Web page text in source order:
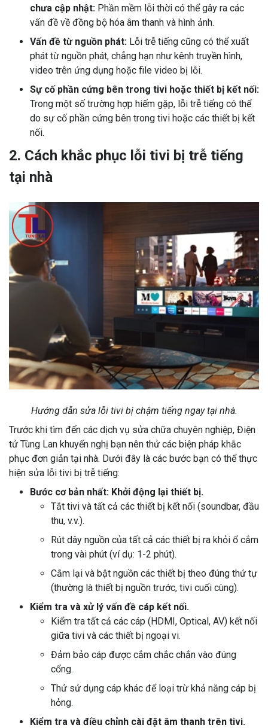
chưa cập nhật: Phần mềm lỗi thời có thể gây ra các
vấn đề về đồng bộ hóa âm thanh và hình ảnh.
Vấn đề từ nguồn phát: Lỗi trễ tiếng cũng có thể xuất
phát từ nguồn phát, chẳng hạn như kênh truyền hình,
video trên ứng dụng hoặc file video bị lỗi.
Sự cố phần cứng bên trong tivi hoặc thiết bị kết nối:
Trong một số trường hợp hiếm gặp, lỗi trễ tiếng có thể
do sự cố phần cứng bên trong tivi hoặc các thiết bị kết
nối.
2. Cách khắc phục lỗi tivi bị trễ tiếng
tại nhà
Hướng dẫn sửa lỗi tivi bị chậm tiếng ngay tại nhà.
Trước khi tìm đến các dịch vụ sửa chữa chuyên nghiệp, Điện
tử Tùng Lan khuyến nghị bạn nên thử các biện pháp khắc
phục đơn giản tại nhà. Dưới đây là các bước bạn có thể thực
hiện sửa lỗi tivi bị trễ tiếng:
Bước cơ bản nhất: Khởi động lại thiết bị.
Tắt tivi và tất cả các thiết bị kết nối (soundbar, đầu
thu, v.v.).
Rút dây nguồn của tất cả các thiết bị ra khỏi ổ cắm
trong vài phút (ví dụ: 1-2 phút).
Cắm lại và bật nguồn các thiết bị theo đúng thứ tự
(thường là thiết bị nguồn trước, tivi cuối cùng).
Kiểm tra và xử lý vấn đề cáp kết nối.
Kiểm tra tất cả các cáp (HDMI, Optical, AV) kết nối
giữa tivi và các thiết bị ngoại vi.
Đảm bảo cáp được cắm chắc chắn vào đúng
cổng.
Thử sử dụng cáp khác để loại trừ khả năng cáp bị
hỏng.
Kiểm tra và điều chỉnh cài đặt âm thanh trên tivi.